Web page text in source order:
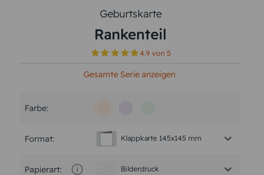
Geburtskarte
Rankenteil
4.9 von 5
Gesamte Serie anzeigen
Farbe:
Format: Klappkarte 145x145 mm
Papierart: Bilderdruck